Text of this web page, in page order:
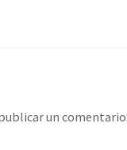
un comentario.